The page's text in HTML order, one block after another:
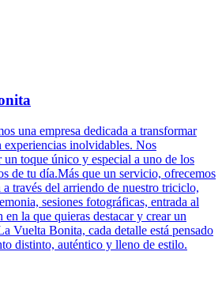
una empresa dedicada a transformar
experiencias inolvidables. Nos
un toque único y especial a uno de los
de tu día.Más que un servicio, ofrecemos
través del arriendo de nuestro triciclo,
sesiones fotográficas, entrada al
la que quieras destacar y crear un
Vuelta Bonita, cada detalle está pensado
distinto, auténtico y lleno de estilo.